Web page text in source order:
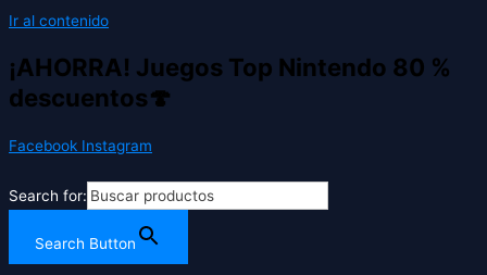
Ir al contenido
¡AHORRA! Juegos Top Nintendo 80 %
descuentos🍄
Facebook Instagram
Search for:
Search Button